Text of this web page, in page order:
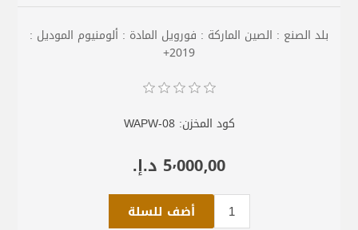
بلد الصنع : الصين الماركة : فورويل المادة : ألومنيوم الموديل :
2019+
كود المخزن: WAPW-08
5٬000٫00 د.إ.‏
أضف للسلة